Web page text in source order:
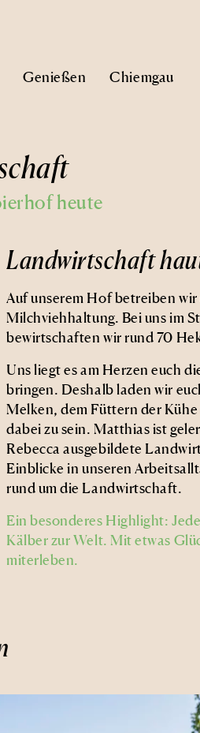
Genießen Chiemgau
heute
Landwirtschaft
Auf unserem Hof betreiben
Milchviehhaltung. Bei uns im
bewirtschaften wir rund 70
Uns liegt es am Herzen euch
bringen. Deshalb laden wir
Melken, dem Füttern der
dabei zu sein. Matthias ist
Rebecca ausgebildete
Einblicke in unseren
rund um die Landwirtschaft.
Ein besonderes Highlight:
Kälber zur Welt. Mit etwas
miterleben.